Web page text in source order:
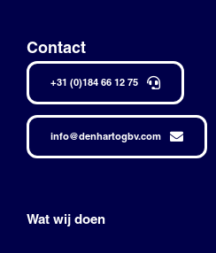
Contact
+31 (0)184 66 12 75
info@denhartogbv.com
Wat wij doen